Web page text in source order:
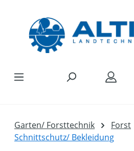
Garten/ Forsttechnik
Forst
Schnittschutz/ Bekleidung